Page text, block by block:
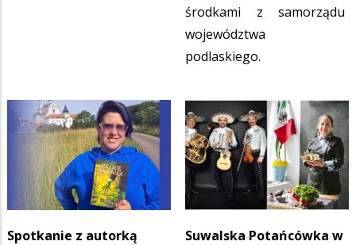
środkami z samorządu
województwa
podlaskiego.
Spotkanie z autorką
Suwalska Potańcówka w